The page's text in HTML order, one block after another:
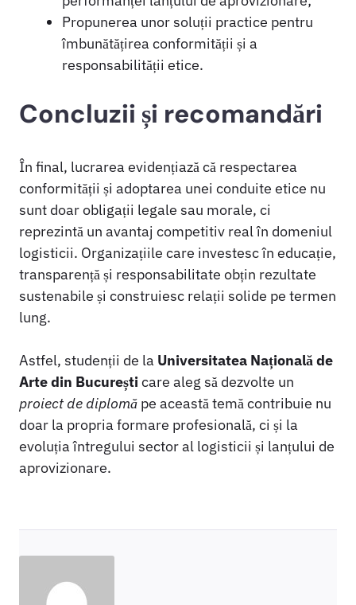
Propunerea unor soluții practice pentru
îmbunătățirea conformității și a
responsabilității etice.
Concluzii și recomandări
În final, lucrarea evidențiază că respectarea
conformității și adoptarea unei conduite etice nu
sunt doar obligații legale sau morale, ci
reprezintă un avantaj competitiv real în domeniul
logisticii. Organizațiile care investesc în educație,
transparență și responsabilitate obțin rezultate
sustenabile și construiesc relații solide pe termen
lung.
Astfel, studenții de la Universitatea Națională de
Arte din Bucureșticare aleg să dezvolte un
proiect de diplomă pe această temă contribuie nu
doar la propria formare profesională, ci și la
evoluția întregului sector al logisticii și lanțului de
aprovizionare.